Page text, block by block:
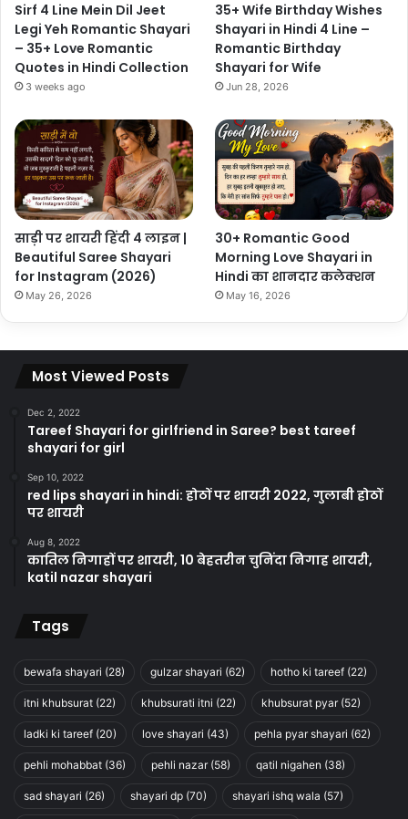
Sirf 4 Line Mein Dil Jeet
Legi Yeh Romantic Shayari
– 35+ Love Romantic
Quotes in Hindi Collection
3 weeks ago
35+ Wife Birthday Wishes
Shayari in Hindi 4 Line –
Romantic Birthday
Shayari for Wife
Jun 28, 2026
साड़ी पर शायरी हिंदी 4 लाइन |
Beautiful Saree Shayari
for Instagram (2026)
May 26, 2026
30+ Romantic Good
Morning Love Shayari in
Hindi का शानदार कलेक्शन
May 16, 2026
Most Viewed Posts
Dec 2, 2022
Tareef Shayari for girlfriend in Saree? best tareef
shayari for girl
Sep 10, 2022
red lips shayari in hindi: होठों पर शायरी 2022, गुलाबी होठों
पर शायरी
Aug 8, 2022
कातिल निगाहों पर शायरी, 10 बेहतरीन चुनिंदा निगाह शायरी,
katil nazar shayari
Tags
bewafa shayari (28) gulzar shayari (62) hotho ki tareef (22)
itni khubsurat (22) khubsurati itni (22) khubsurat pyar(52)
ladki ki tareef (20) love shayari (43) pehla pyar shayari (62)
pehli mohabbat (36) pehli nazar(58) qatil nigahen (38)
sad shayari (26) shayari dp (70) shayari ishq wala (57)